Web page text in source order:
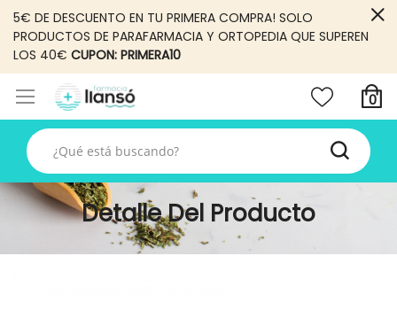
5€ DE DESCUENTO EN TU PRIMERA COMPRA! SOLO
PRODUCTOS DE PARAFARMACIA Y ORTOPEDIA QUE SUPEREN
LOS 40€ CUPON: PRIMERA10
Detalle Del Producto